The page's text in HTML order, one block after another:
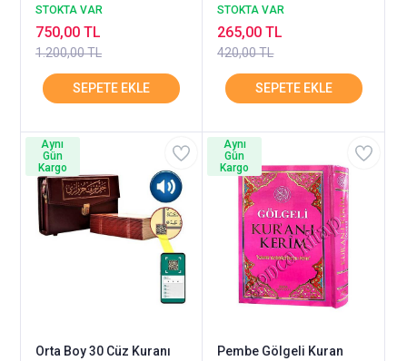
HAYRAT
STOKTA VAR
1.200,00 TL
750,00 TL
Renk HAYRAT
STOKTA VAR
420,00 TL
265,00 TL
Orta Boy 30 Cüz Kuranı
Aynı
Gün
Kargo
Pembe Gölgeli Kuran
Aynı
Gün
Kargo